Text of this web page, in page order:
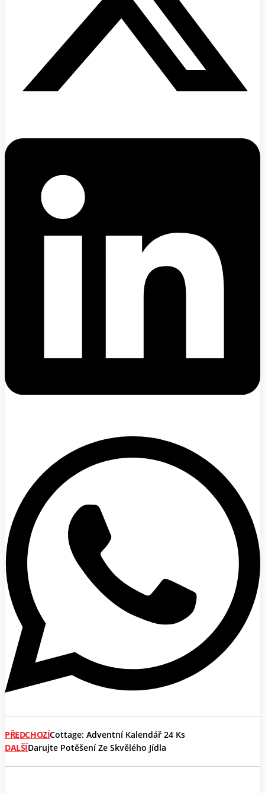
PŘEDCHOZÍCottage: Adventní Kalendář 24 Ks
DALŠÍDarujte Potěšení Ze Skvělého Jídla